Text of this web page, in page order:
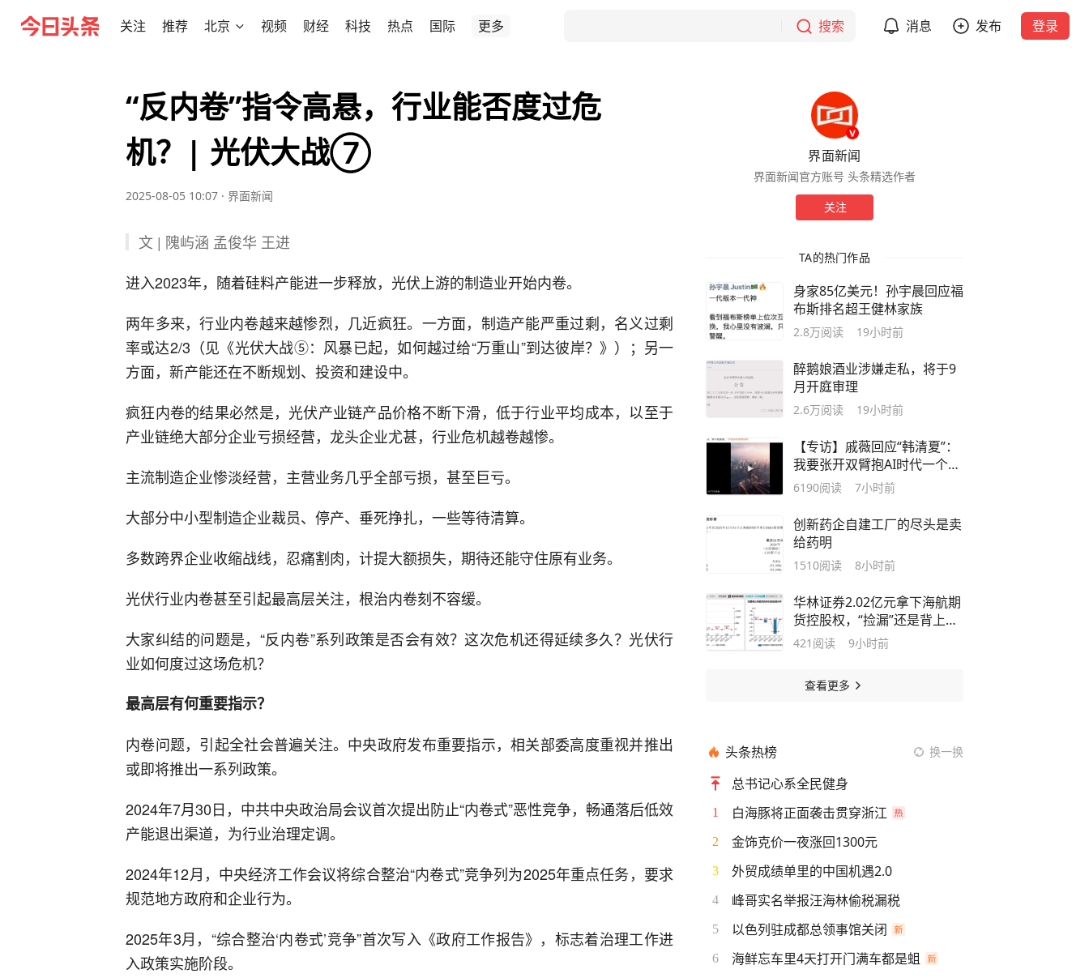
关注 推荐 北京 视频 财经 科技 热点 国际 更多 搜索 消息 发布 登录
“反内卷”指令高悬，行业能否度过危
机？| 光伏大战⑦
2025-08-05 10:07 · 界面新闻
文 | 隗屿涵 孟俊华 王进
进入2023年，随着硅料产能进一步释放，光伏上游的制造业开始内卷。
两年多来，行业内卷越来越惨烈，几近疯狂。一方面，制造产能严重过剩，名义过剩
率或达2/3（见《光伏大战⑤：风暴已起，如何越过给“万重山”到达彼岸？》）；另一
方面，新产能还在不断规划、投资和建设中。
疯狂内卷的结果必然是，光伏产业链产品价格不断下滑，低于行业平均成本，以至于
产业链绝大部分企业亏损经营，龙头企业尤甚，行业危机越卷越惨。
主流制造企业惨淡经营，主营业务几乎全部亏损，甚至巨亏。
大部分中小型制造企业裁员、停产、垂死挣扎，一些等待清算。
多数跨界企业收缩战线，忍痛割肉，计提大额损失，期待还能守住原有业务。
光伏行业内卷甚至引起最高层关注，根治内卷刻不容缓。
大家纠结的问题是，“反内卷”系列政策是否会有效？这次危机还得延续多久？光伏行
业如何度过这场危机？
最高层有何重要指示？
内卷问题，引起全社会普遍关注。中央政府发布重要指示，相关部委高度重视并推出
或即将推出一系列政策。
2024年7月30日，中共中央政治局会议首次提出防止“内卷式”恶性竞争，畅通落后低效
产能退出渠道，为行业治理定调。
2024年12月，中央经济工作会议将综合整治“内卷式”竞争列为2025年重点任务，要求
规范地方政府和企业行为。
2025年3月，“综合整治‘内卷式’竞争”首次写入《政府工作报告》，标志着治理工作进
入政策实施阶段。
界面新闻
界面新闻官方账号 头条精选作者
关注
TA的热门作品
身家85亿美元！孙宇晨回应福
布斯排名超王健林家族
2.8万阅读 19小时前
醉鹅娘酒业涉嫌走私，将于9
月开庭审理
2.6万阅读 19小时前
【专访】戚薇回应“韩清夏”：
我要张开双臂抱AI时代一个满
怀
6190阅读 7小时前
创新药企自建工厂的尽头是卖
给药明
1510阅读 8小时前
华林证券2.02亿元拿下海航期
货控股权，“捡漏”还是背上治
理新包袱？
421 阅读 9小时前
查看更多
头条热榜 换一换
总书记心系全民健身
1 白海豚将正面袭击贯穿浙江
2 金饰克价一夜涨回1300元
3 外贸成绩单里的中国机遇2.0
4 峰哥实名举报汪海林偷税漏税
5 以色列驻成都总领事馆关闭
6 海鲜忘车里4天打开门满车都是蛆